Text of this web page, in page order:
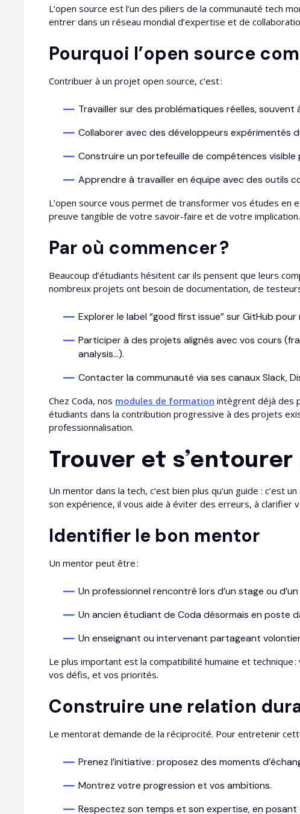
L’open source est l’un des piliers de la communauté tech
entrer dans un réseau mondial d’expertise et de
Pourquoi l’open source
Contribuer à un projet open source, c’est :
Travailler sur des problématiques réelles, souvent
Collaborer avec des développeurs expérimentés
Construire un portefeuille de compétences visible
Apprendre à travailler en équipe avec des outils
L’open source vous permet de transformer vos études en
preuve tangible de votre savoir-faire et de votre implication.
Par où commencer ?
Beaucoup d’étudiants hésitent car ils pensent que leurs
nombreux projets ont besoin de documentation, de
Explorer le label “good first issue” sur GitHub
Participer à des projets alignés avec vos cours
analysis…).
Contacter la communauté via ses canaux Slack,
Chez Coda, nos modules de formation intègrent déjà des
étudiants dans la contribution progressive à des projets
professionnalisation.
Trouver et
Un mentor dans la tech, c’est bien plus qu’un guide : c’est
son expérience, il vous aide à éviter des erreurs, à clarifier
Identifier le bon mentor
Un mentor peut être :
Un professionnel rencontré lors d’un stage ou
Un ancien étudiant de Coda désormais en poste
Un enseignant ou intervenant partageant
Le plus important est la compatibilité humaine et
vos défis, et vos priorités.
Construire une relation
Le mentorat demande de la réciprocité. Pour entretenir
Prenez l’initiative : proposez des moments
Montrez votre progression et vos ambitions.
Respectez son temps et son expertise, en